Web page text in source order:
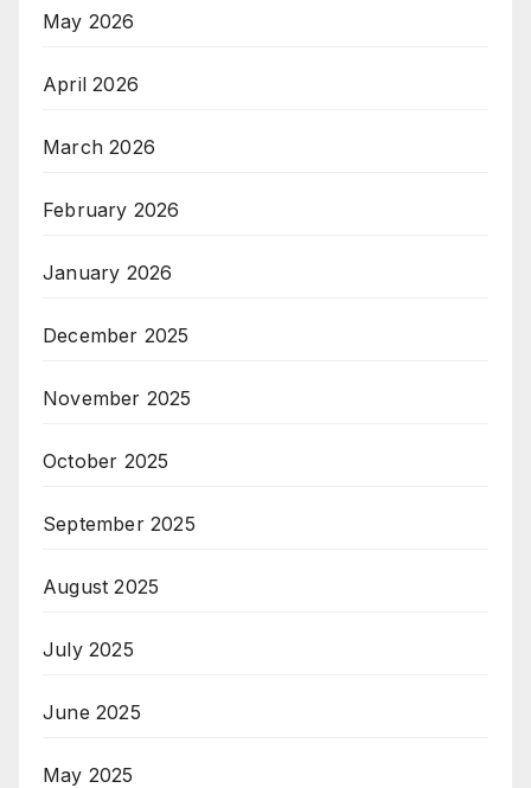
May 2026
April 2026
March 2026
February 2026
January 2026
December 2025
November 2025
October 2025
September 2025
August 2025
July 2025
June 2025
May 2025